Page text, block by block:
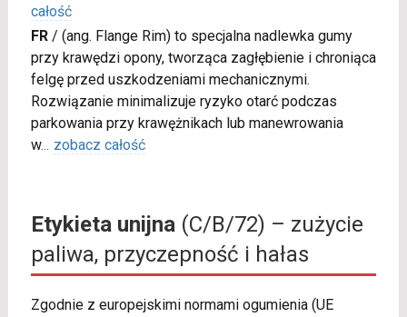
całość
FR/ (ang. Flange Rim) to specjalna nadlewka gumy
przy krawędzi opony, tworząca zagłębienie i chroniąca
felgę przed uszkodzeniami mechanicznymi.
Rozwiązanie minimalizuje ryzyko otarć podczas
parkowania przy krawężnikach lub manewrowania
w... zobacz całość
Etykieta unijna(C/B/72) – zużycie
paliwa, przyczepność i hałas
Zgodnie z europejskimi normami ogumienia (UE